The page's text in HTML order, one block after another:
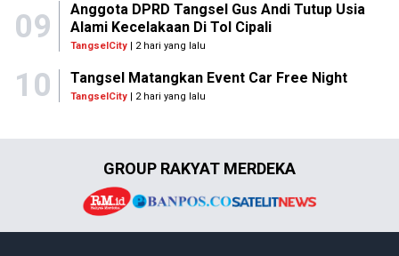
09
Anggota DPRD Tangsel Gus Andi Tutup Usia
Alami Kecelakaan Di Tol Cipali
TangselCity| 2 hari yang lalu
10 Tangsel Matangkan Event Car Free Night
TangselCity | 2 hari yang lalu
GROUP RAKYAT MERDEKA